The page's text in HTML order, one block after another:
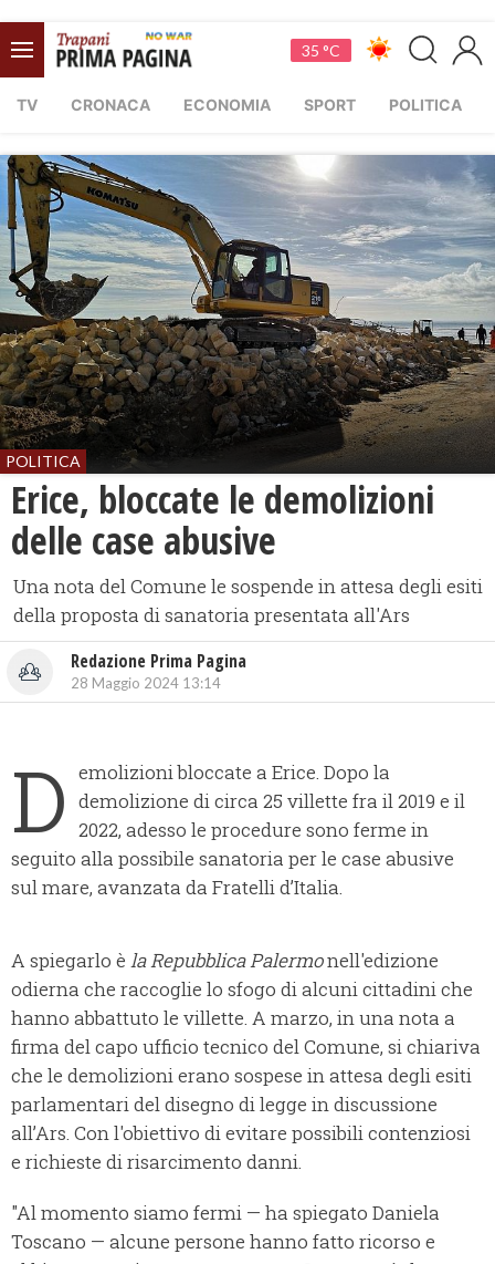
35 °C
TV CRONACA ECONOMIA SPORT POLITICA
POLITICA
Erice, bloccate le demolizioni
delle case abusive
Una nota del Comune le sospende in attesa degli esiti
della proposta di sanatoria presentata all'Ars
Redazione Prima Pagina
28 Maggio 2024 13:14
D emolizioni bloccate a Erice. Dopo la
demolizione di circa 25 villette fra il 2019 e il
2022, adesso le procedure sono ferme in
seguito alla possibile sanatoria per le case abusive
sul mare, avanzata da Fratelli d’Italia.
A spiegarlo è la Repubblica Palermonell'edizione
odierna che raccoglie lo sfogo di alcuni cittadini che
hanno abbattuto le villette. A marzo, in una nota a
firma del capo ufficio tecnico del Comune, si chiariva
che le demolizioni erano sospese in attesa degli esiti
parlamentari del disegno di legge in discussione
all’Ars. Con l'obiettivo di evitare possibili contenziosi
e richieste di risarcimento danni.
"Al momento siamo fermi — ha spiegato Daniela
Toscano — alcune persone hanno fatto ricorso e